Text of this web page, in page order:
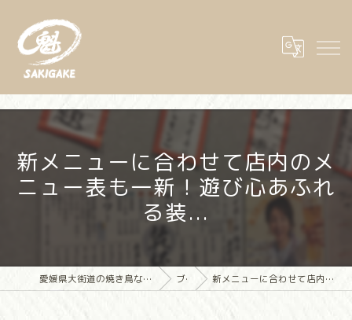
新メニューに合わせて店内のメ
ニュー表も一新！遊び心あふれ
る装...
愛媛県大街道の焼き鳥なら大街道立ち飲み焼き鳥 魁(さきがけ) ブログ 新メニューに合わせて店内のメニュー表も一新！遊び心あふれる装...